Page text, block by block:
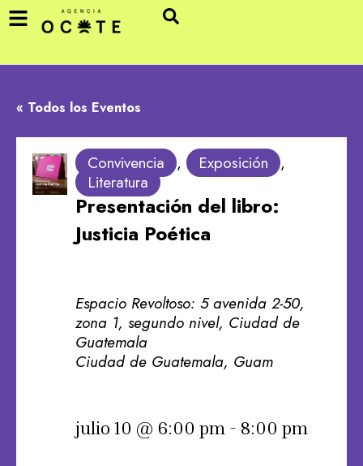
« Todos los Eventos
Convivencia , Exposición ,
Literatura
Presentación del libro:
Justicia Poética
Espacio Revoltoso: 5 avenida 2-50,
zona 1, segundo nivel, Ciudad de
Guatemala
Ciudad de Guatemala, Guam
julio 10 @ 6:00 pm - 8:00 pm